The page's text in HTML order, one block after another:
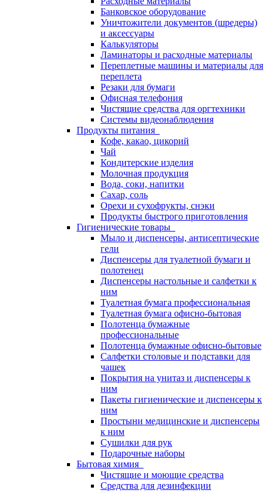
Банковское оборудование
Уничтожители документов (шредеры)
и аксессуары
Калькуляторы
Ламинаторы и расходные материалы
Переплетные машины и материалы для
переплета
Резаки для бумаги
Офисная телефония
Чистящие средства для оргтехники
Системы видеонаблюдения
Продукты питания
Кофе, какао, цикорий
Чай
Кондитерские изделия
Молочная продукция
Вода, соки, напитки
Сахар, соль
Орехи и сухофрукты, снэки
Продукты быстрого приготовления
Гигиенические товары
Мыло и диспенсеры, антисептические
гели
Диспенсеры для туалетной бумаги и
полотенец
Диспенсеры настольные и салфетки к
ним
Туалетная бумага профессиональная
Туалетная бумага офисно-бытовая
Полотенца бумажные
профессиональные
Полотенца бумажные офисно-бытовые
Салфетки столовые и подставки для
чашек
Покрытия на унитаз и диспенсеры к
ним
Пакеты гигиенические и диспенсеры к
ним
Простыни медицинские и диспенсеры
к ним
Сушилки для рук
Подарочные наборы
Бытовая химия
Чистящие и моющие средства
Средства для дезинфекции